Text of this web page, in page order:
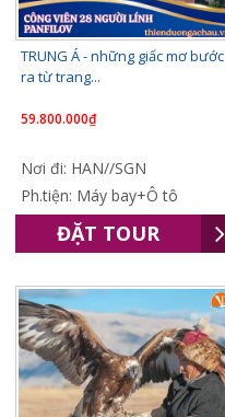
TRUNG Á - những giấc mơ bước
ra từ trang...
59.800.000₫
Nơi đi: HAN//SGN
Ph.tiện: Máy bay+Ô tô
ĐẶT TOUR